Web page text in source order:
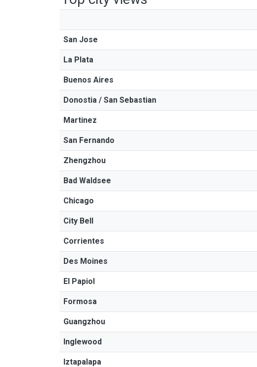
San Jose
La Plata
Buenos Aires
Donostia / San Sebastian
Martinez
San Fernando
Zhengzhou
Bad Waldsee
Chicago
City Bell
Corrientes
Des Moines
El Papiol
Formosa
Guangzhou
Inglewood
Iztapalapa